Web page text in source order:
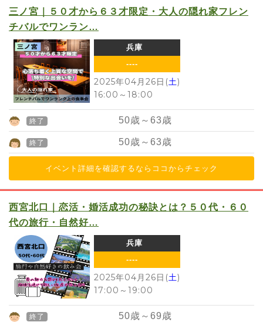
三ノ宮｜５０才から６３才限定・大人の隠れ家フレン
チバルでワンラン…
兵庫
----
2025年04月26日(土)
16:00 ～ 18:00
終了 50歳～63歳
終了 50歳～63歳
イベント詳細を確認するならココからチェック
西宮北口｜恋活・婚活成功の秘訣とは？５０代・６０
代の旅行・自然好…
兵庫
----
2025年04月26日(土)
17:00 ～ 19:00
終了 50歳～69歳